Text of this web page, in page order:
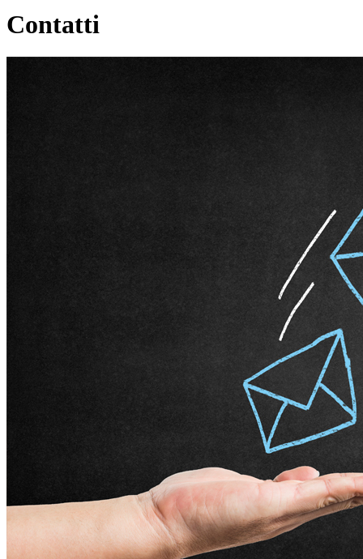
Contatti